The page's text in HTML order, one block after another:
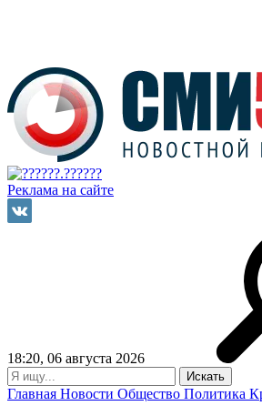
Реклама на сайте
18:20, 06 августа 2026
Главная Новости Общество Политика